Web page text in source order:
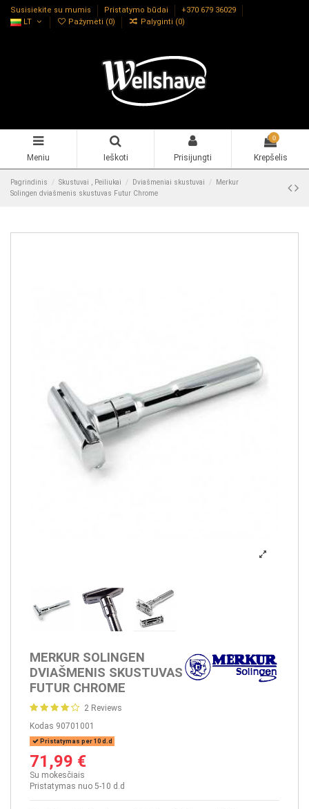
Susisiekite su mumis Pristatymo būdai
+370 679 36029
LT
Pažymėti (0) Palyginti (0)
Meniu Ieškoti Prisijungti
0
Krepšelis
Pagrindinis Skustuvai , Peiliukai Dviašmeniai skustuvai
Merkur
Solingen dviašmenis skustuvas Futur Chrome
MERKUR SOLINGEN
DVIAŠMENIS SKUSTUVAS
FUTUR CHROME
2 Reviews
Kodas 90701001
Pristatymas per 10 d.d
71,99 €
Su mokesčiais
Pristatymas nuo 5-10 d.d